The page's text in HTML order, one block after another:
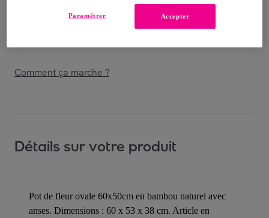
Livraison à partir de10,99 €
Comment ça marche ?
Détails sur votre produit
Pot de fleur ovale 60x50cm en bambou naturel avec
anses. Dimensions : 60 x 53 x 38 cm. Article en
Accepter
Paramétrer